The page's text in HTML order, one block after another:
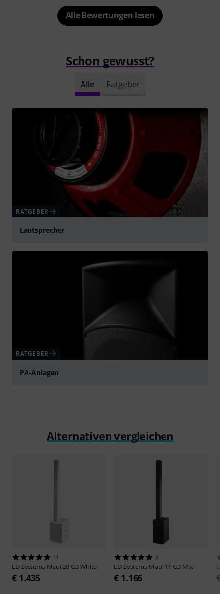
Alle Bewertungen lesen
Schon gewusst?
Alle Ratgeber
RATGEBER
Lautsprecher
RATGEBER
PA-Anlagen
Alternativen vergleichen
11
LD Systems Maui 28 G3 White
€ 1.435
3
LD Systems Maui 11 G3 Mix
€ 1.166